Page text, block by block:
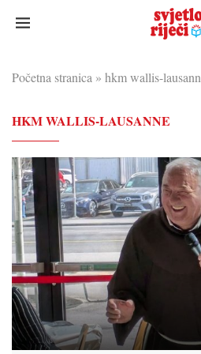
Početna stranica » hkm wallis-
HKM WALLIS-LAUSANNE